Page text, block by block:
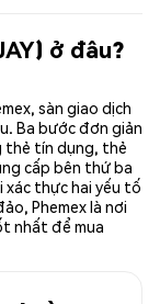
ở đâu?
sàn giao dịch
Ba bước đơn giản
thẻ tín dụng, thẻ
cấp bên thứ ba
thực hai yếu tố
Phemex là nơi
nhất để mua